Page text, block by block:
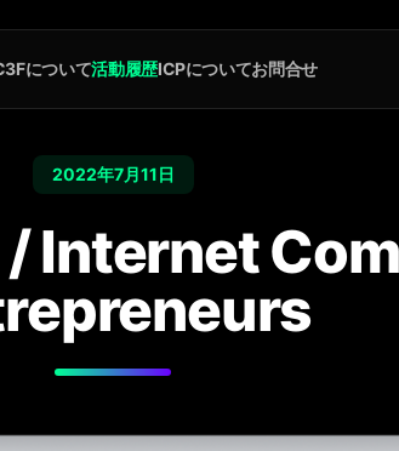
について活動履歴ICPについてお問合せ
2022年7月11日
/ Internet